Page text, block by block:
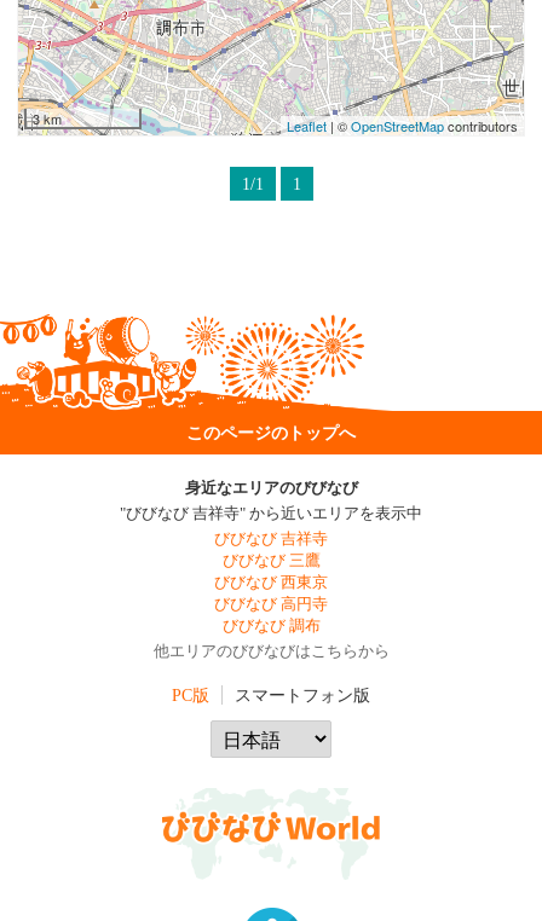
3 km Leaflet| ©OpenStreetMapcontributors
1/1 1
このページのトップへ
身近なエリアのびびなび
"びびなび 吉祥寺" から近いエリアを表示中
びびなび 吉祥寺
びびなび 三鷹
びびなび 西東京
びびなび 高円寺
びびなび 調布
他エリアのびびなびはこちらから
PC版 スマートフォン版